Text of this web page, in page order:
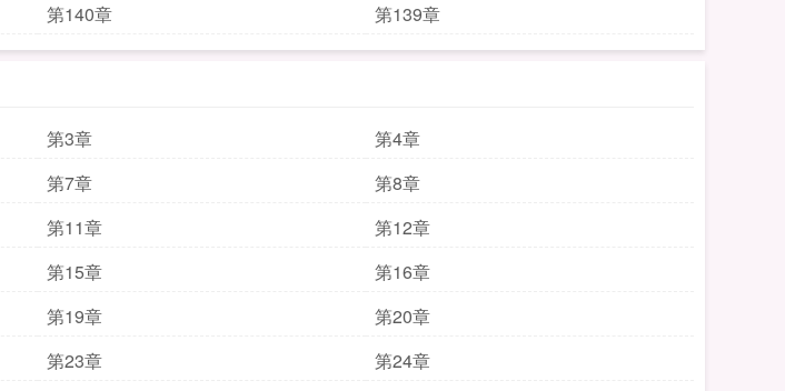
第140章 第139章
第3章
第4章
第7章
第8章
第11章
第12章
第15章
第16章
第19章
第20章
第23章
第24章